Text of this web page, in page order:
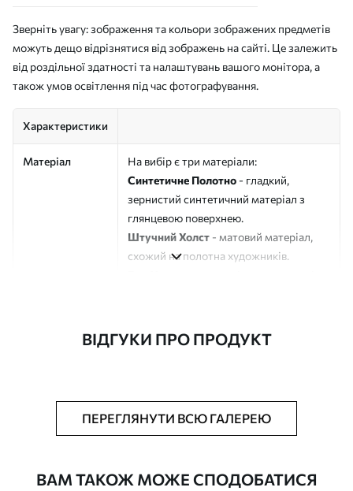
Зверніть увагу: зображення та кольори зображених предметів
можуть дещо відрізнятися від зображень на сайті. Це залежить
від роздільної здатності та налаштувань вашого монітора, а
також умов освітлення під час фотографування.
Характеристики
Матеріал
На вибір є три матеріали:
Синтетичне Полотно - гладкий,
зернистий синтетичний матеріал з
глянцевою поверхнею.
Штучний Холст - матовий матеріал,
схожий на полотна художників.
Додатково Можна додати лакове покриття.
ВІДГУКИ ПРО ПРОДУКТ
ПЕРЕГЛЯНУТИ ВСЮ ГАЛЕРЕЮ
ВАМ ТАКОЖ МОЖЕ СПОДОБАТИСЯ